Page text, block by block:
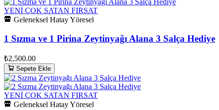
YENİ ÇOK SATAN FIRSAT
Geleneksel Hatay Yöresel
1 Sızma ve 1 Pirina Zeytinyağı Alana 3 Salça Hediye
₺2,500.00
Sepete Ekle
YENİ ÇOK SATAN FIRSAT
Geleneksel Hatay Yöresel